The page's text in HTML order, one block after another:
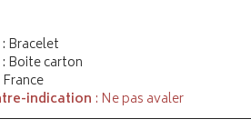
: Bracelet
: Boite carton
indication : Ne pas avaler